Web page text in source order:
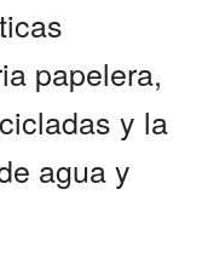
papelera,
y la
agua y